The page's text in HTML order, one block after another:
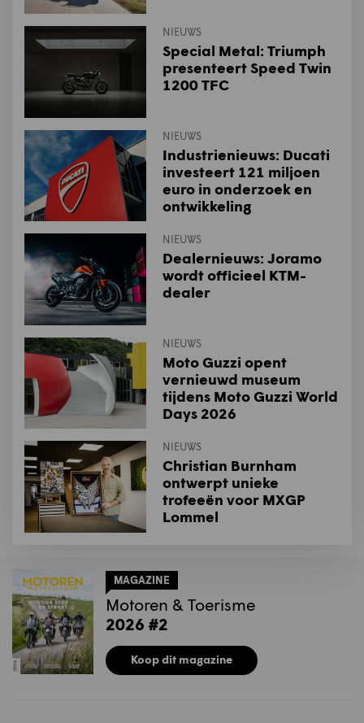
NIEUWS
Special Metal: Triumph
presenteert Speed Twin
1200 TFC
NIEUWS
Industrienieuws: Ducati
investeert 121 miljoen
euro in onderzoek en
ontwikkeling
NIEUWS
Dealernieuws: Joramo
wordt officieel KTM-
dealer
NIEUWS
Moto Guzzi opent
vernieuwd museum
tijdens Moto Guzzi World
Days 2026
NIEUWS
Christian Burnham
ontwerpt unieke
trofeeën voor MXGP
Lommel
MAGAZINE
Motoren & Toerisme
2026 #2
Koop dit magazine